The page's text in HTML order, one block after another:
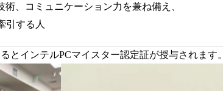
術、コミュニケーション力を兼ね備え、
する人
とインテルPCマイスター認定証が授与されます。